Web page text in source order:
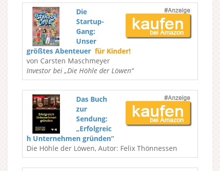
Die
Startup-
Gang:
Unser
größtes Abenteuer für Kinder!
von Carsten Maschmeyer
Investor bei „Die Höhle der Löwen“
Das Buch
zur
Sendung:
„Erfolgreic
h Unternehmen gründen“
Die Höhle der Löwen, Autor: Felix Thönnessen